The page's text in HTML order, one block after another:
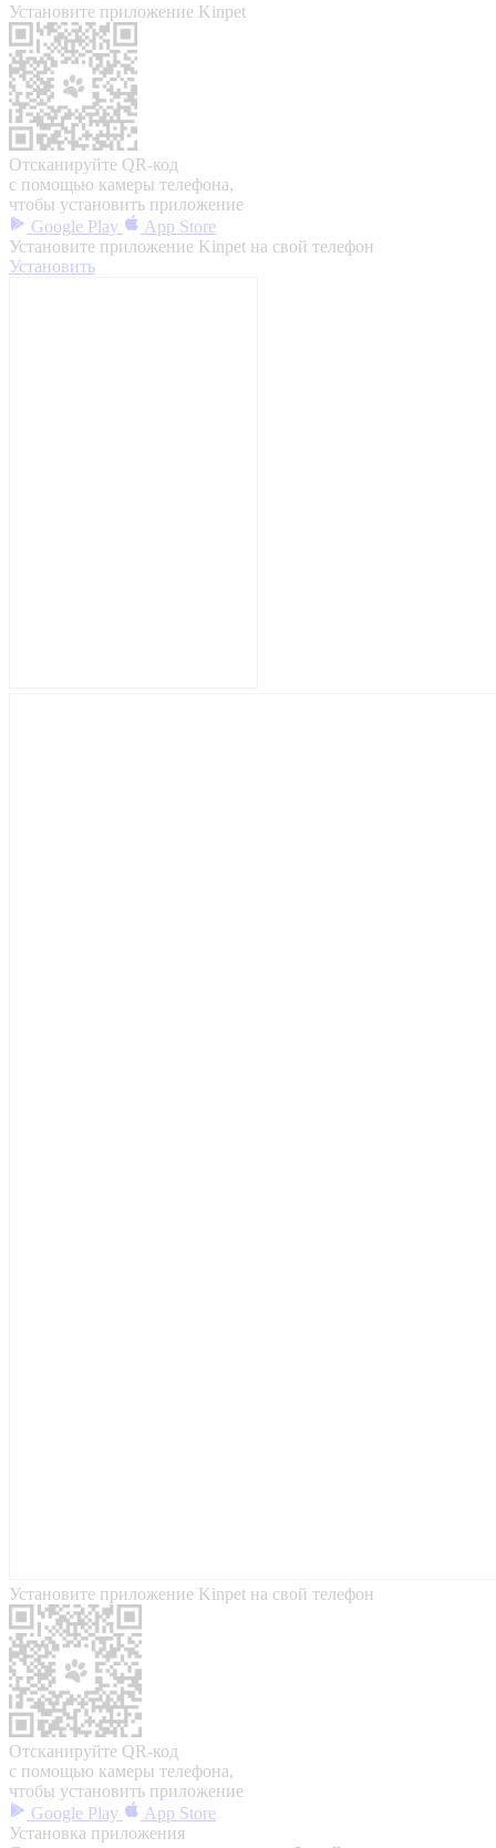
Установите приложение Kinpet
Отсканируйте QR-код
с помощью камеры телефона,
чтобы установить приложение
Google Play
App Store
Установите приложение Kinpet на свой телефон
Установить
Установите приложение Kinpet на свой телефон
Отсканируйте QR-код
с помощью камеры телефона,
чтобы установить приложение
Google Play
App Store
Установка приложения